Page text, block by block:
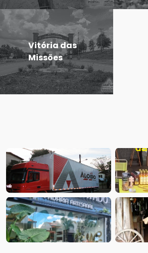
Vitória das
Missões